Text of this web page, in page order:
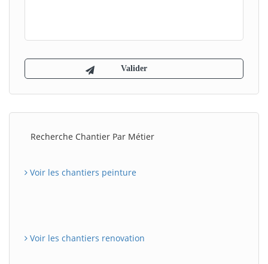
Recherche Chantier Par Métier
Voir les chantiers peinture
Voir les chantiers renovation